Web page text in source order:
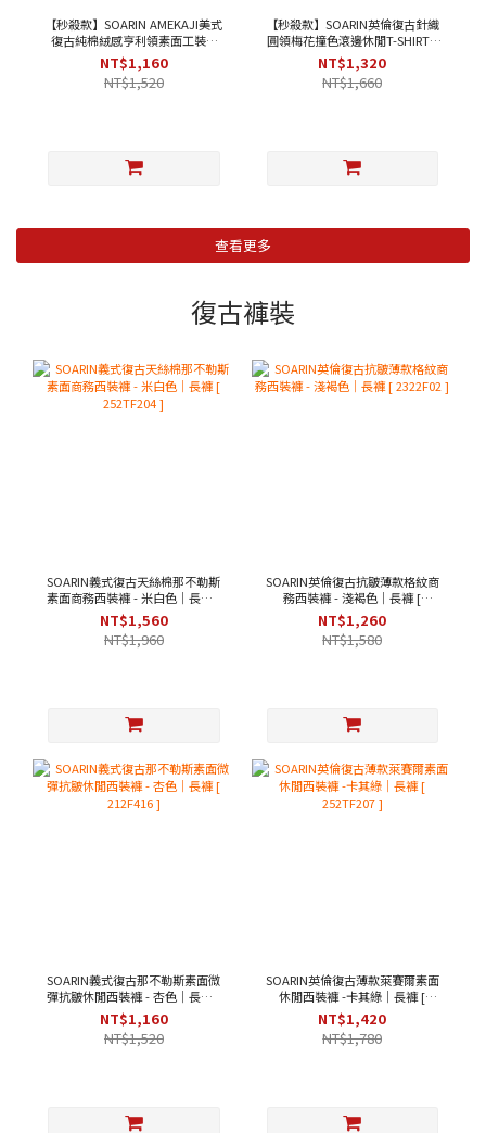
【秒殺款】SOARIN AMEKAJI美式
復古純棉絨感亨利領素面工裝T-
SHIRT - 橙黃色｜短袖 [212T410 ]
NT$1,160
NT$1,520
【秒殺款】SOARIN英倫復古針織
圓領梅花撞色滾邊休閒T-SHIRT -
杏色｜短袖 [ 212T437 ]
NT$1,320
NT$1,660
查看更多
復古褲裝
SOARIN義式復古天絲棉那不勒斯
素面商務西裝褲 - 米白色｜長褲 [
252TF204 ]
NT$1,560
NT$1,960
SOARIN英倫復古抗皺薄款格紋商
務西裝褲 - 淺褐色｜長褲 [
2322F02 ]
NT$1,260
NT$1,580
SOARIN義式復古那不勒斯素面微
彈抗皺休閒西裝褲 - 杏色｜長褲 [
212F416 ]
NT$1,160
NT$1,520
SOARIN英倫復古薄款萊賽爾素面
休閒西裝褲 -卡其綠｜長褲 [
252TF207 ]
NT$1,420
NT$1,780